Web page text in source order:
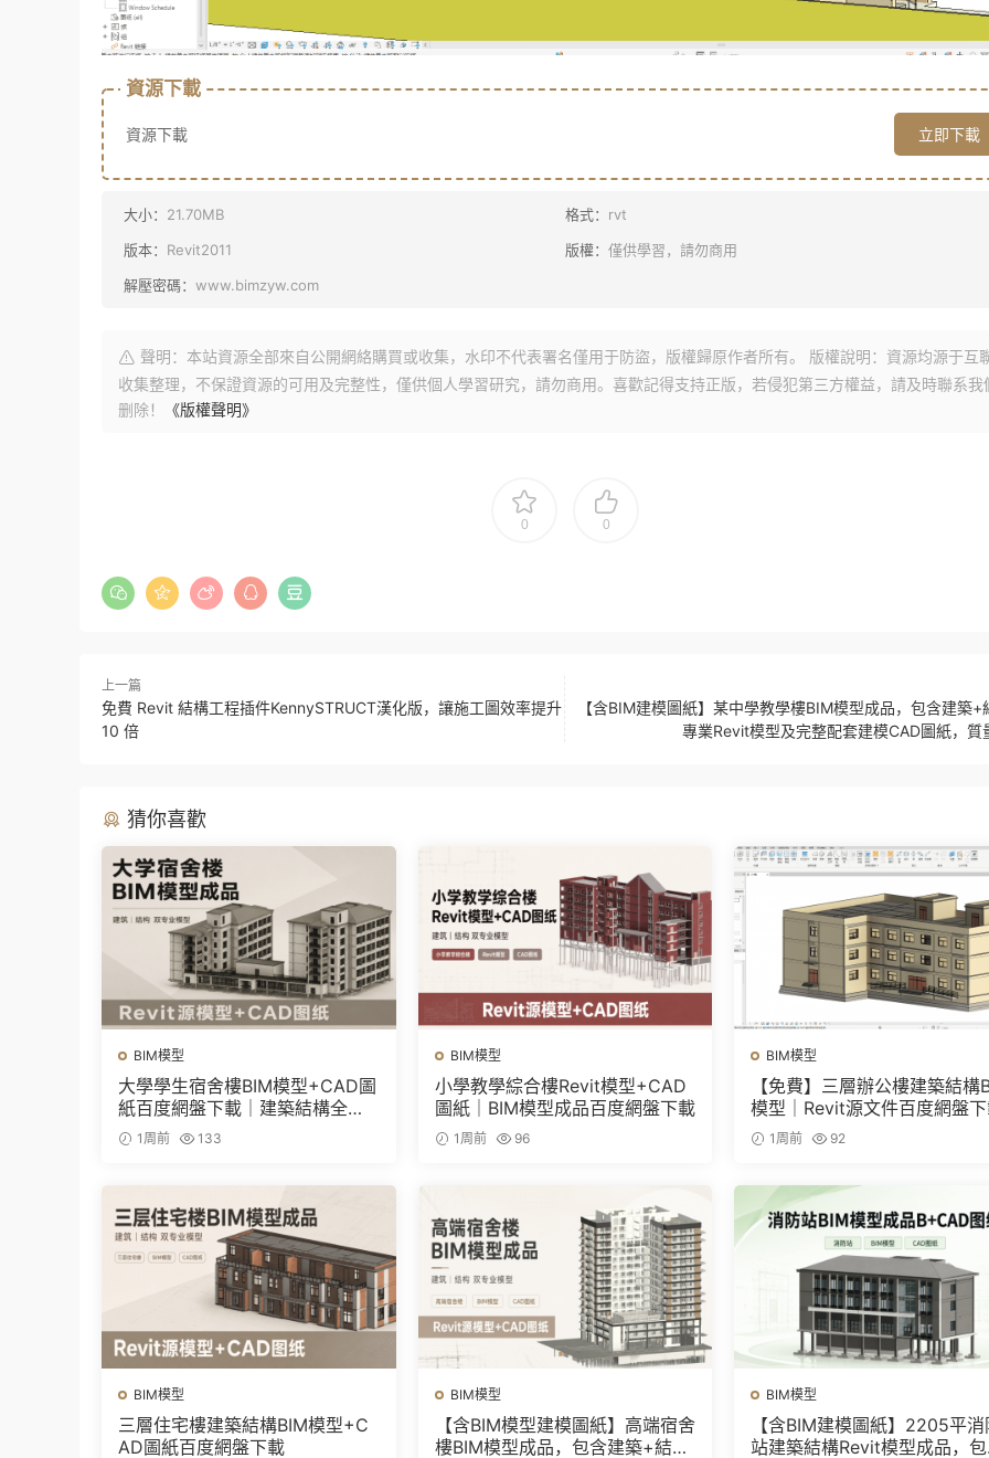
資源下載
資源下載 立即下載
大小： 21.70MB 格式： rvt
版本： Revit2011 版權： 僅供學習，請勿商用
解壓密碼： www.bimzyw.com
聲明：本站資源全部來自公開網絡購買或收集，水印不代表署名僅用于防盜，版權歸原作者所有。 版權說明：資源均源于互
收集整理，不保證資源的可用及完整性，僅供個人學習研究，請勿商用。喜歡記得支持正版，若侵犯第三方權益，請及時聯系我
删除！
《版權聲明》
0 0
上一篇
免費 Revit 結構工程插件KennySTRUCT漢化版，讓施工圖效率提升
10 倍
【含BIM建模圖紙】某中學教學樓BIM模型成品，包含建築+
專業Revit模型及完整配套建模CAD圖紙，質
猜你喜歡
BIM模型
大學學生宿舍樓BIM模型+CAD圖
紙百度網盤下載｜建築結構全套R
evit源文件
1周前 133
BIM模型
小學教學綜合樓Revit模型+CAD
圖紙｜BIM模型成品百度網盤下載
1周前 96
BIM模型
【免費】三層辦公樓建築結構
模型｜Revit源文件百度網盤
1周前 92
BIM模型
三層住宅樓建築結構BIM模型+C
AD圖紙百度網盤下載
BIM模型
【含BIM模型建模圖紙】高端宿舍
樓BIM模型成品，包含建築+結構
BIM模型
【含BIM建模圖紙】2205平
站建築結構Revit模型成品，